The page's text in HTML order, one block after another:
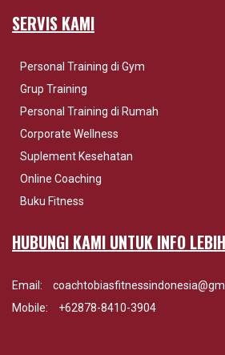
SERVIS KAMI
Personal Training di Gym
Grup Training
Personal Training di Rumah
Corporate Wellness
Suplement Kesehatan
Online Coaching
Buku Fitness
HUBUNGI KAMI UNTUK INFO
Email:
Mobile:
+62878-8410-3904